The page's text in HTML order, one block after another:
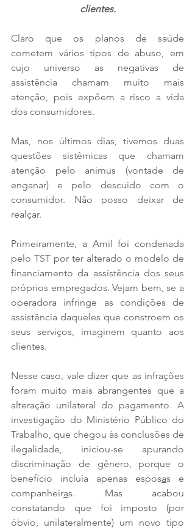
clientes.
Claro que os planos de saúde
cometem vários tipos de abuso, em
cujo universo as negativas de
assistência chamam muito mais
atenção, pois expõem a risco a vida
dos consumidores.
Mas, nos últimos dias, tivemos duas
questões sistêmicas que chamam
atenção pelo animus (vontade de
enganar) e pelo descuido com o
consumidor. Não posso deixar de
realçar.
Primeiramente, a Amil foi condenada
pelo TST por ter alterado o modelo de
financiamento da assistência dos seus
próprios empregados. Vejam bem, se a
operadora infringe as condições de
assistência daqueles que constroem os
seus serviços, imaginem quanto aos
clientes.
Nesse caso, vale dizer que as infrações
foram muito mais abrangentes que a
alteração unilateral do pagamento. A
investigação do Ministério Público do
Trabalho, que chegou às conclusões de
ilegalidade, iniciou-se apurando
discriminação de gênero, porque o
benefício incluía apenas esposas e
companheiras. Mas acabou
constatando que foi imposto (por
óbvio, unilateralmente) um novo tipo